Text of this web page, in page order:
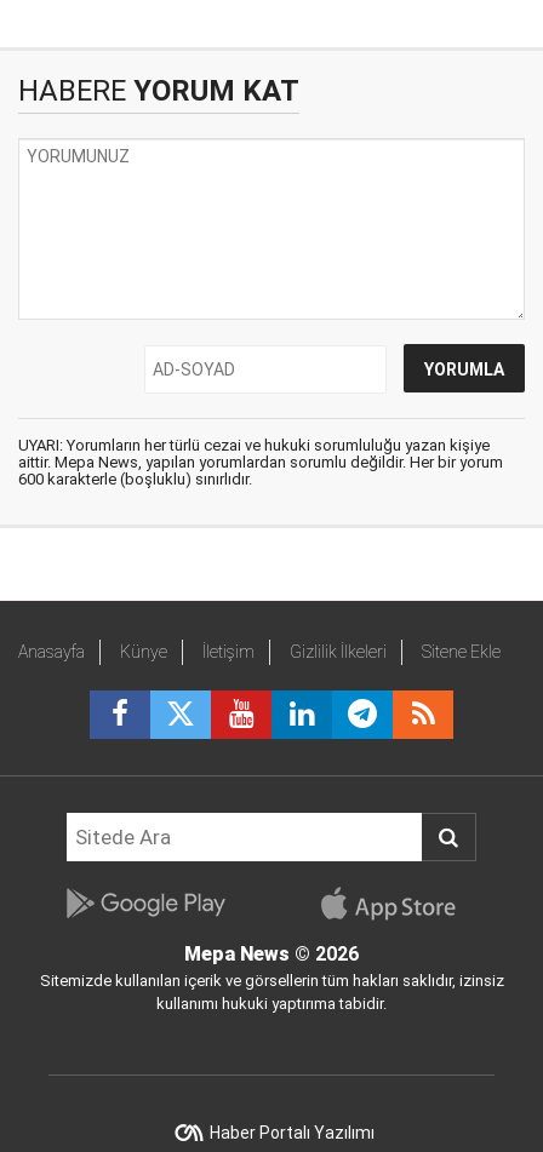
HABERE YORUM KAT
UYARI: Yorumların her türlü cezai ve hukuki sorumluluğu yazan kişiye
aittir. Mepa News, yapılan yorumlardan sorumlu değildir. Her bir yorum
600 karakterle (boşluklu) sınırlıdır.
Anasayfa Künye İletişim Gizlilik İlkeleri Sitene Ekle
Mepa News © 2026
Sitemizde kullanılan içerik ve görsellerin tüm hakları saklıdır, izinsiz
kullanımı hukuki yaptırıma tabidir.
Haber Portalı Yazılımı